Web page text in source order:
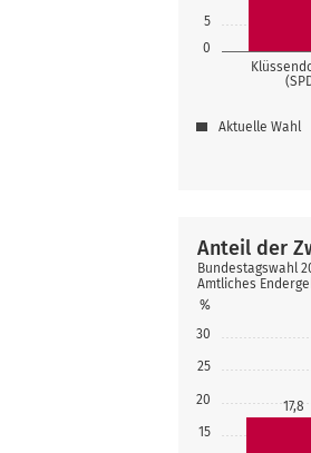
0
5
Aktuelle Wahl
15
20
25
30
%
17,8
Anteil der
Bundestagswahl
Amtliches